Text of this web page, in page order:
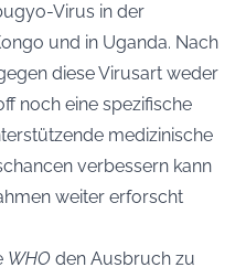
Virus in der
und in Uganda. Nach
diese Virusart weder
noch eine spezifische
medizinische
verbessern kann
weiter erforscht
WHO den Ausbruch zu